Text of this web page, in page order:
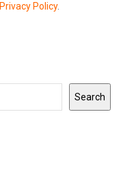
Privacy Policy.
Search